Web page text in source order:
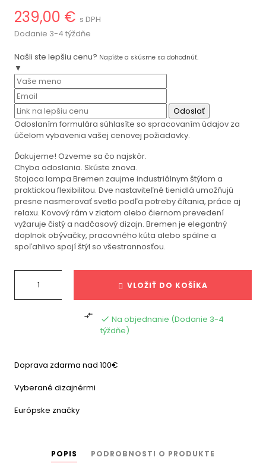
239,00 € s DPH
Dodanie 3-4 týždňe
Našli ste lepšiu cenu? Napíšte a skúsme sa dohodnúť.
▼
Odoslať
Odoslaním formulára súhlasíte so spracovaním údajov za
účelom vybavenia vašej cenovej požiadavky.
Ďakujeme! Ozveme sa čo najskôr.
Chyba odoslania. Skúste znova.
Stojaca lampa Bremen zaujme industriálnym štýlom a
praktickou flexibilitou. Dve nastaviteľné tienidlá umožňujú
presne nasmerovať svetlo podľa potreby čítania, práce aj
relaxu. Kovový rám v zlatom alebo čiernom prevedení
vyžaruje čistý a nadčasový dizajn. Bremen je elegantný
doplnok obývačky, pracovného kúta alebo spálne a
spoľahlivo spojí štýl so všestrannosťou.
VLOŽIŤ DO KOŠÍKA
  Na objednanie (Dodanie 3-4
týždňe)
Doprava zdarma nad 100€
Vyberané dizajnérmi
Európske značky
POPIS PODROBNOSTI O PRODUKTE